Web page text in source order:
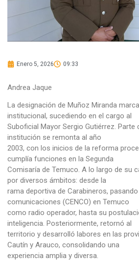
Enero 5, 2026 09:33
Andrea Jaque
La designación de Muñoz Miranda
institucional, sucediendo en el cargo al
Suboficial Mayor Sergio Gutiérrez. Parte
institución se remonta al año
2003, con los inicios de la reforma
cumplía funciones en la Segunda
Comisaría de Temuco. A lo largo de su
por diversos ámbitos: desde la
rama deportiva de Carabineros,
comunicaciones (CENCO) en Temuco
como radio operador, hasta su
inteligencia. Posteriormente, retornó al
territorio y desarrolló labores en las
Cautín y Arauco, consolidando una
experiencia amplia y diversa.